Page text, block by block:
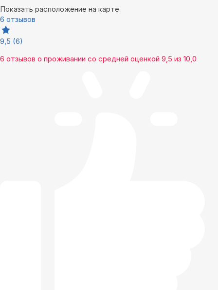
Показать расположение на карте
6 отзывов
9,5 (6)
6 отзывов о проживании со средней оценкой 9,5 из 10,0